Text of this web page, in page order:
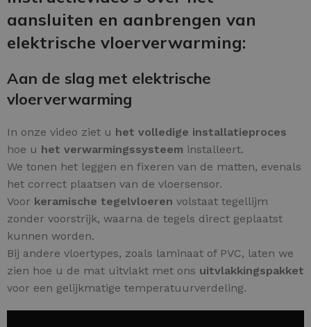
aansluiten en aanbrengen van
elektrische vloerverwarming:
Aan de slag met elektrische
vloerverwarming
In onze video ziet u het volledige installatieproces
hoe u het verwarmingssysteem installeert.
We tonen het leggen en fixeren van de matten, evenals
het correct plaatsen van de vloersensor.
Voor keramische tegelvloeren volstaat tegellijm
zonder voorstrijk, waarna de tegels direct geplaatst
kunnen worden.
Bij andere vloertypes, zoals laminaat of PVC, laten we
zien hoe u de mat uitvlakt met ons uitvlakkingspakket
voor een gelijkmatige temperatuurverdeling.